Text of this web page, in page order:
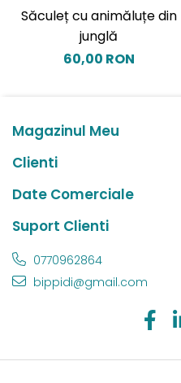
Săculeț cu animăluțe din
junglă
60,00 RON
Magazinul Meu
Clienti
Date Comerciale
Suport Clienti
0770962864
bippidi@gmail.com